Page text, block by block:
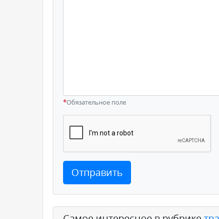
*Обязательное поле
Отправить